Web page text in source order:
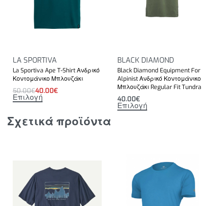
LA SPORTIVA
La Sportiva Ape T-Shirt Ανδρικό
Κοντομάνικο Μπλουζάκι
50.00€40.00€
Επιλογή
BLACK DIAMOND
Black Diamond Equipment For
Alpinist Ανδρικό Κοντομάνικο
Μπλουζάκι Regular Fit Tundra
40.00€
Επιλογή
Σχετικά προϊόντα